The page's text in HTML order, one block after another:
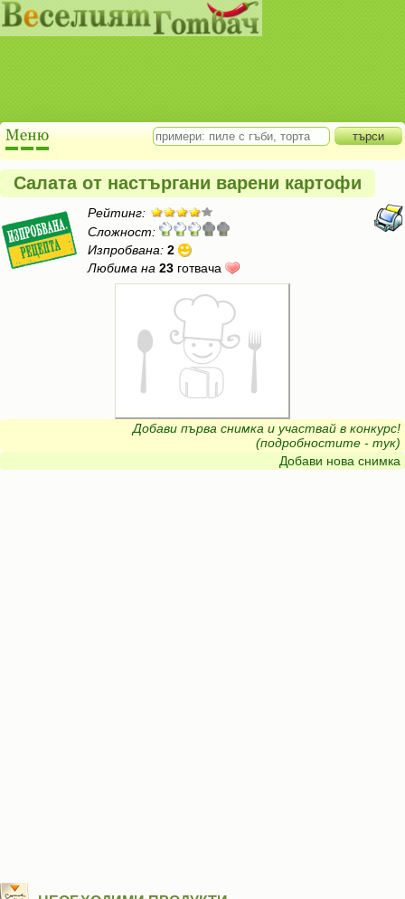
Салата от настъргани варени картофи
Рейтинг:
Сложност:
Изпробвана: 2
Любима на 23 готвача
Добави първа снимка и участвай в конкурс!
(подробностите - тук)
Добави нова снимка